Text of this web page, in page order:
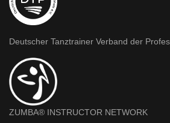
Deutscher Tanztrainer Verband der
ZUMBA® INSTRUCTOR NETWORK